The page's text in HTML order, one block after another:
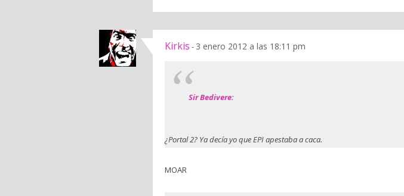
Kirkis - 3 enero 2012 a las 18:11 pm
Sir Bedivere:
¿Portal 2? Ya decía yo que EPI apestaba a caca.
MOAR